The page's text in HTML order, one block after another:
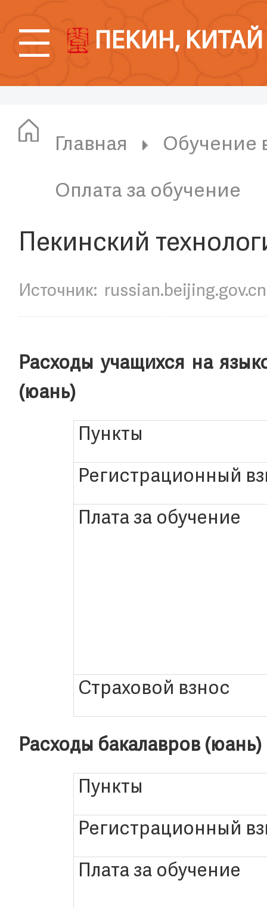
ПЕКИН, КИТАЙ
Главная
Обучение
Оплата за обучение
Пекинский
Источник: russian.beijing.gov.cn
Расходы учащихся на
(юань)
Пункты
Регистрационный
Плата за обучение
Страховой взнос
Расходы бакалавров (юань)
Пункты
Регистрационный
Плата за обучение